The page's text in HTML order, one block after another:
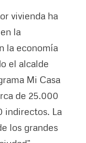
vivienda ha
la
la economía
el alcalde
Mi Casa
de 25.000
indirectos. La
los grandes